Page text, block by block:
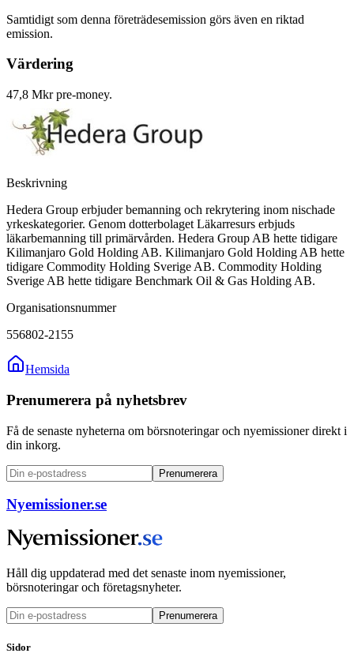
Samtidigt som denna företrädesemission görs även en riktad
emission.
Värdering
47,8 Mkr pre-money.
Beskrivning
Hedera Group erbjuder bemanning och rekrytering inom nischade
yrkeskategorier. Genom dotterbolaget Läkarresurs erbjuds
läkarbemanning till primärvården. Hedera Group AB hette tidigare
Kilimanjaro Gold Holding AB. Kilimanjaro Gold Holding AB hette
tidigare Commodity Holding Sverige AB. Commodity Holding
Sverige AB hette tidigare Benchmark Oil & Gas Holding AB.
Organisationsnummer
556802-2155
Hemsida
Prenumerera på nyhetsbrev
Få de senaste nyheterna om börsnoteringar och nyemissioner direkt i
din inkorg.
Prenumerera
Nyemissioner.se
Håll dig uppdaterad med det senaste inom nyemissioner,
börsnoteringar och företagsnyheter.
Prenumerera
Sidor